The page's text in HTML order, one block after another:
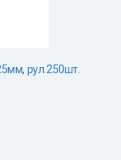
рул.250шт.